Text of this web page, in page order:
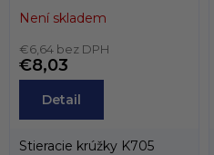
K705-030
KASTAS
Není skladem
€6,64 bez DPH
€8,03
Detail
Stieracie krúžky K705